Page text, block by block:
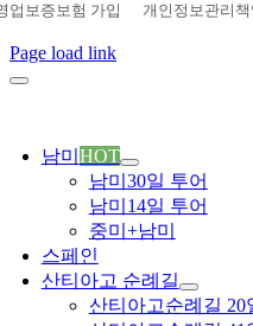
업보증보험 가입 개인정보관리책
Page load link
남미 HOT
남미30일 투어
남미14일 투어
중미+남미
스페인
산티아고 순례길
산티아고순례길 20